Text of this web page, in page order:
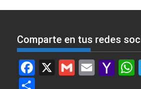
Comparte en tus redes
F X G E Y